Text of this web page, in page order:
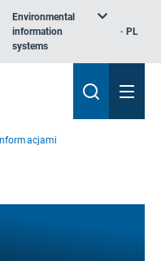
Environmental
information
systems
PL